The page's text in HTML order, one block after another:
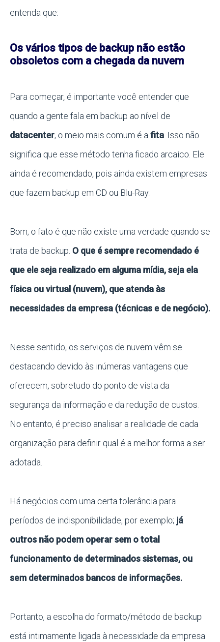
entenda que:
Os vários tipos de backup não estão
obsoletos com a chegada da nuvem
Para começar, é importante você entender que
quando a gente fala em backup ao nível de
datacenter, o meio mais comum é a fita . Isso não
significa que esse método tenha ficado arcaico. Ele
ainda é recomendado, pois ainda existem empresas
que fazem backup em CD ou Blu-Ray.
Bom, o fato é que não existe uma verdade quando se
trata de backup. O que é sempre recomendado é
que ele seja realizado em alguma mídia, seja ela
física ou virtual (nuvem), que atenda às
necessidades da empresa (técnicas e de negócio).
Nesse sentido, os serviços de nuvem vêm se
destacando devido às inúmeras vantagens que
oferecem, sobretudo do ponto de vista da
segurança da informação e da redução de custos.
No entanto, é preciso analisar a realidade de cada
organização para definir qual é a melhor forma a ser
adotada.
Há negócios com uma certa tolerância para
períodos de indisponibilidade, por exemplo; já
outros não podem operar sem o total
funcionamento de determinados sistemas, ou
sem determinados bancos de informações.
Portanto, a escolha do formato/método de backup
está intimamente ligada à necessidade da empresa